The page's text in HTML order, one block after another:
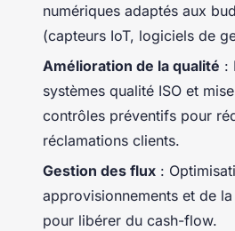
numériques adaptés aux
(capteurs IoT, logiciels de
Amélioration de la qualité :
systèmes qualité ISO et
contrôles préventifs pour
réclamations clients.
Gestion des flux :
approvisionnements et de
pour libérer du cash-flow.